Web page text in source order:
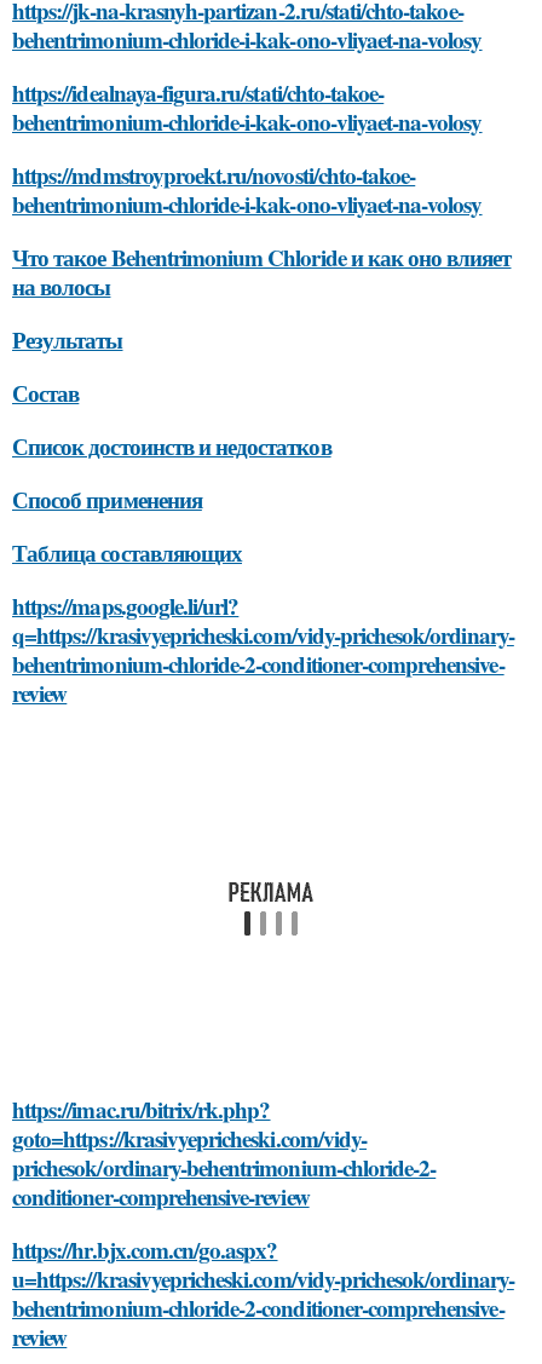
https://jk-na-krasnyh-partizan-2.ru/stati/chto-takoe-
behentrimonium-chloride-i-kak-ono-vliyaet-na-volosy
https://idealnaya-figura.ru/stati/chto-takoe-
behentrimonium-chloride-i-kak-ono-vliyaet-na-volosy
https://mdmstroyproekt.ru/novosti/chto-takoe-
behentrimonium-chloride-i-kak-ono-vliyaet-na-volosy
Что такое Behentrimonium Chloride и как оно влияет
на волосы
Результаты
Состав
Список достоинств и недостатков
Способ применения
Таблица составляющих
https://maps.google.li/url?
q=https://krasivyepricheski.com/vidy-prichesok/ordinary-
behentrimonium-chloride-2-conditioner-comprehensive-
review
https://imac.ru/bitrix/rk.php?
goto=https://krasivyepricheski.com/vidy-
prichesok/ordinary-behentrimonium-chloride-2-
conditioner-comprehensive-review
https://hr.bjx.com.cn/go.aspx?
u=https://krasivyepricheski.com/vidy-prichesok/ordinary-
behentrimonium-chloride-2-conditioner-comprehensive-
review